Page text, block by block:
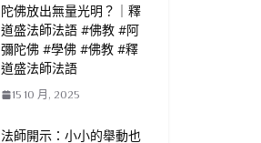
陀佛放出無量光明？｜釋
道盛法師法語 #佛教 #阿
彌陀佛 #學佛 #佛教 #釋
道盛法師法語
15 10 月, 2025
法師開示：小小的舉動也